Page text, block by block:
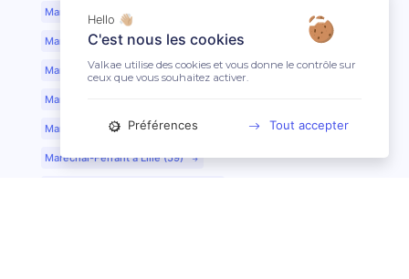
Maréchal-Ferrant à Evreux (27)
Maréchal-Ferrant à Fontainebleau (77)
Maréchal-Ferrant à Grenoble (38)
Maréchal-Ferrant à Guéret (23)
Maréchal-Ferrant au Mans (72)
Maréchal-Ferrant à Lille (59)
Hello 👋🏼
C'est nous les cookies
Valkae utilise des cookies et vous donne le contrôle sur
ceux que vous souhaitez activer.
Préférences Tout accepter